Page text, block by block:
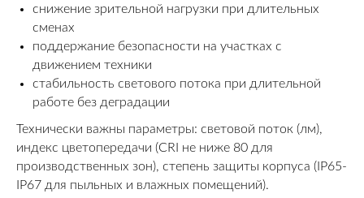
снижение зрительной нагрузки при длительных
сменах
поддержание безопасности на участках с
движением техники
стабильность светового потока при длительной
работе без деградации
Технически важны параметры: световой поток (лм),
индекс цветопередачи (CRI не ниже 80 для
производственных зон), степень защиты корпуса (IP65-
IP67 для пыльных и влажных помещений).